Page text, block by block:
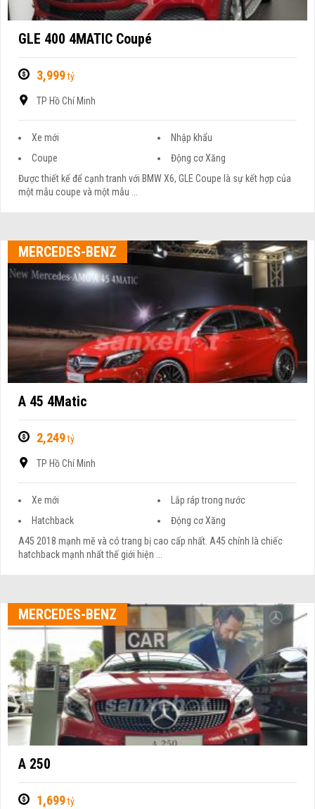
GLE 400 4MATIC Coupé
3,999tỷ
TP Hồ Chí Minh
Xe mới
Nhập khẩu
Coupe
Động cơ Xăng
Được thiết kế để cạnh tranh với BMW X6, GLE Coupe là sự kết hợp của
một mẫu coupe và một mẫu ...
MERCEDES-BENZ
A 45 4Matic
2,249tỷ
TP Hồ Chí Minh
Xe mới
Lắp ráp trong nước
Hatchback
Động cơ Xăng
A45 2018 mạnh mẽ và có trang bị cao cấp nhất. A45 chính là chiếc
hatchback mạnh nhất thế giới hiện ...
MERCEDES-BENZ
A 250
1,699tỷ